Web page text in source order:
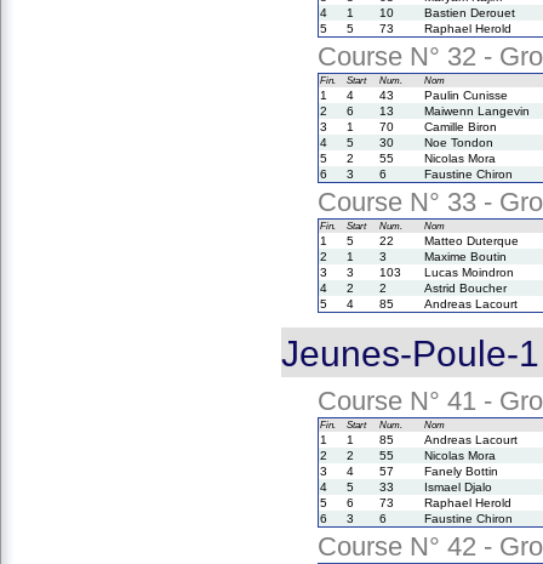
4
1 10
Bastien Derouet
5
5 73 Raphael Herold
Course N° 32 -
Fin. Start Num. Nom
1 4 43
Paulin Cunisse
2
6 13
Maiwenn Langevin
3
1 70
Camille Biron
4
5 30
Noe Tondon
5
2 55
Nicolas Mora
6
3 6 Faustine Chiron
Course N° 33 -
Fin. Start Num. Nom
1 5 22
Matteo Duterque
2
1 3
Maxime Boutin
3
3 103
Lucas Moindron
4
2 2
Astrid Boucher
5
4 85 Andreas Lacourt
Jeunes-Poule-
Course N° 41 -
Fin. Start Num. Nom
1 1 85
Andreas Lacourt
2
2 55
Nicolas Mora
3
4 57
Fanely Bottin
4
5 33
Ismael Djalo
5
6 73
Raphael Herold
6
3 6 Faustine Chiron
Course N° 42 -